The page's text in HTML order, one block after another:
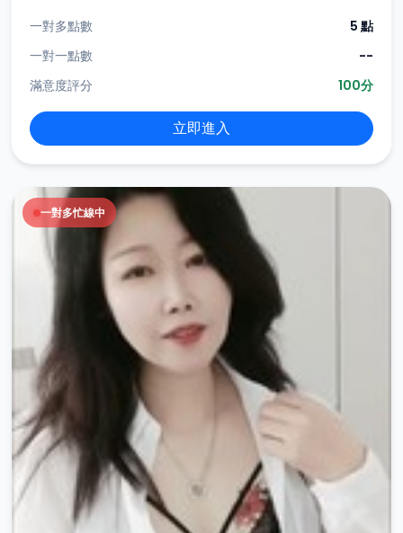
一對多點數
5 點
一對一點數
--
滿意度評分
100分
立即進入
一對多忙線中